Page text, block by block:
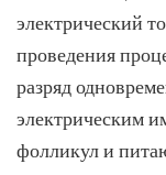
электрический
проведения
разряд
электрическим
фолликул и